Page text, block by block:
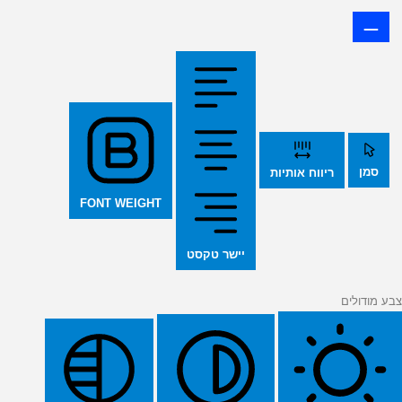
סמן ריווח אותיות
יישר טקסט
FONT WEIGHT
צבע מודולים